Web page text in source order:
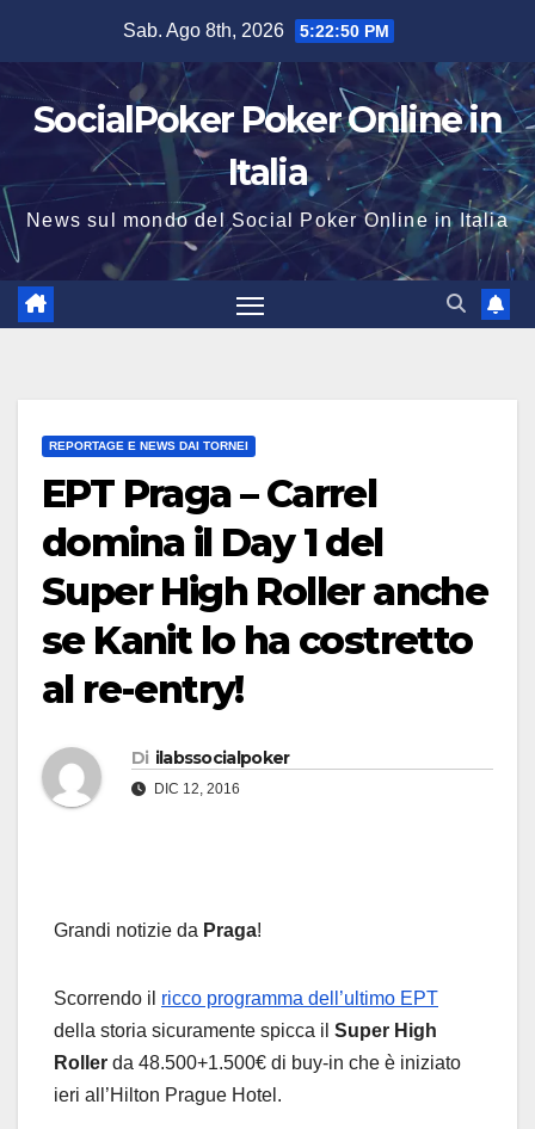
contenuto
Sab. Ago 8th, 2026 5:22:50 PM
SocialPoker Poker Online in
Italia
News sul mondo del Social Poker Online in Italia
REPORTAGE E NEWS DAI TORNEI
EPT Praga – Carrel
domina il Day 1 del
Super High Roller anche
se Kanit lo ha costretto
al re-entry!
Di ilabssocialpoker
DIC 12, 2016
Grandi notizie da Praga!
Scorrendo il ricco programma dell’ultimo EPT
della storia sicuramente spicca il Super High
Roller da 48.500+1.500€ di buy-in che è iniziato
ieri all’Hilton Prague Hotel.